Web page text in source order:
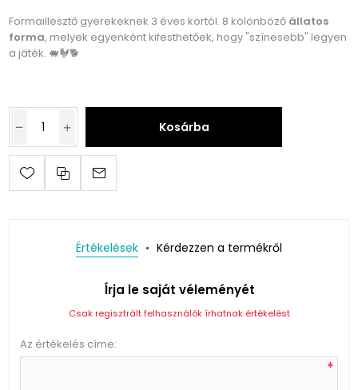
Formaillesztő gyerekeknek 3 éves kortól. 8 kölönböző állatos
forma, melyek egyenként kifesthetőek, hogy "színesebb" legyen
a játék. 🐖🐓🐕
Kosárba
Értékelések Kérdezzen a termékről
Írja le saját véleményét
Csak regisztrált felhasználók írhatnak értékelést
Az értékelés címe:
*